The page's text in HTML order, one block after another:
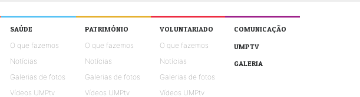
SAÚDE
O que fazemos
Notícias
Galerias de fotos
Vídeos UMPtv
PATRIMÓNIO
O que fazemos
Notícias
Galerias de fotos
Vídeos UMPtv
VOLUNTARIADO
O que fazemos
Notícias
Galerias de fotos
Vídeos UMPtv
COMUNICAÇÃO
UMPTV
GALERIA